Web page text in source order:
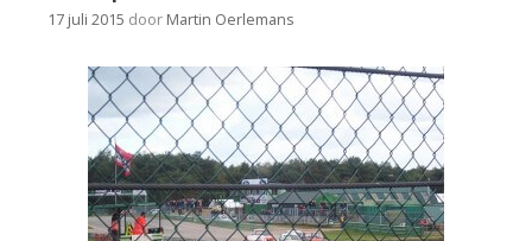
17 juli 2015 door Martin Oerlemans